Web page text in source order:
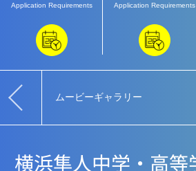
Application Requirements Application Requirements
ムービーギャラリー